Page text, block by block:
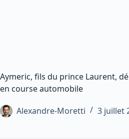
Aymeric, fils du prince Laurent,
en course automobile
Alexandre-Moretti
3 juillet